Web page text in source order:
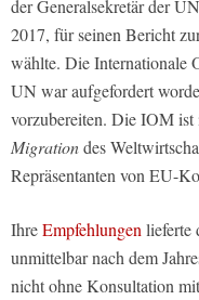
der Generalsekretär der
2017, für seinen Bericht
wählte. Die Internationale
UN war aufgefordert
vorzubereiten. Die IOM ist
Migrationdes
Repräsentanten von EU-
IhreEmpfehlungen lieferte
unmittelbar nach dem
nicht ohne Konsultation